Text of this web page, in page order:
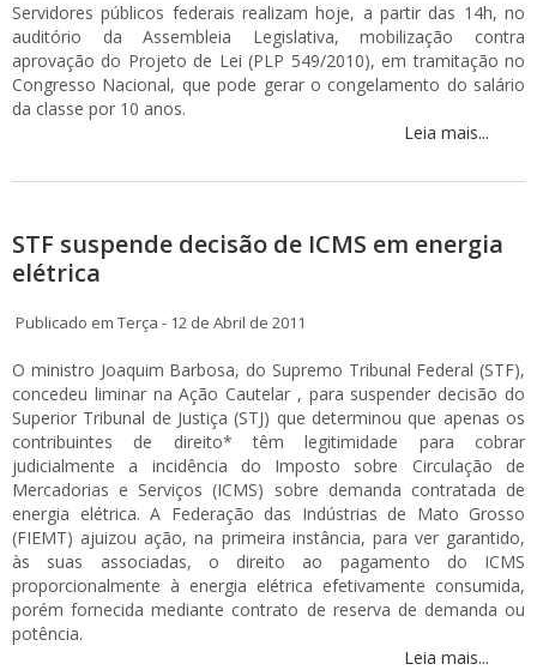
Servidores públicos federais realizam hoje, a partir das 14h, no
auditório da Assembleia Legislativa, mobilização contra
aprovação do Projeto de Lei (PLP 549/2010), em tramitação no
Congresso Nacional, que pode gerar o congelamento do salário
da classe por 10 anos.
Leia mais...
STF suspende decisão de ICMS em energia
elétrica
Publicado em Terça - 12 de Abril de 2011
O ministro Joaquim Barbosa, do Supremo Tribunal Federal (STF),
concedeu liminar na Ação Cautelar , para suspender decisão do
Superior Tribunal de Justiça (STJ) que determinou que apenas os
contribuintes de direito* têm legitimidade para cobrar
judicialmente a incidência do Imposto sobre Circulação de
Mercadorias e Serviços (ICMS) sobre demanda contratada de
energia elétrica. A Federação das Indústrias de Mato Grosso
(FIEMT) ajuizou ação, na primeira instância, para ver garantido,
às suas associadas, o direito ao pagamento do ICMS
proporcionalmente à energia elétrica efetivamente consumida,
porém fornecida mediante contrato de reserva de demanda ou
potência.
Leia mais...